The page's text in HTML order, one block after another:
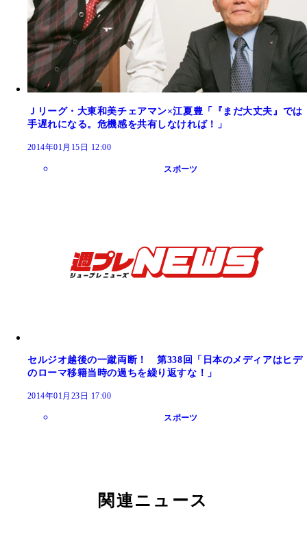
Ｊリーグ・大東和美チェアマン×江夏豊「『まだ大丈夫』では
手遅れになる。危機感を共有しなければ！」
2014年01月15日 12:00
スポーツ
セルジオ越後の一蹴両断！ 第338回「日本のメディアはヒデ
のローマ移籍当時の過ちを繰り返すな！」
2014年01月23日 17:00
スポーツ
関連ニュース